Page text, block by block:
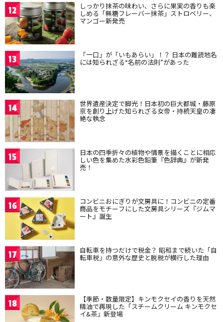
12 しっかり抹茶の味わい、さらに果実の香りも楽
しめる「無糖フレーバー抹茶」ストロベリー、
マンゴー新発売
13 「一口」が「いもあらい」！？ 日本の難読地名
には知られざる“名前の法則”があった
14 世界遺産決定で脚光！日本初の巨大都城・藤原
京を創り上げた知られざる女帝・持統天皇の凄
絶な執念
15 日本の四季折々の植物や情景を描くことに相応
しい色を集めた水彩色鉛筆『色辞典』が新発
売！
16 コンビニおにぎりが文房具に！コンビニの定番
商品をモチーフにした文房具シリーズ『ジムマ
ート』誕生
17 自転車を持つだけで税金？ 昭和まで続いた「自
転車税」の意外な歴史と脱税が横行した理由
18 【季節・数量限定】キンモクセイの香りを天然
精油で再現した「スチームクリーム キンモクセ
イ&茶」新登場